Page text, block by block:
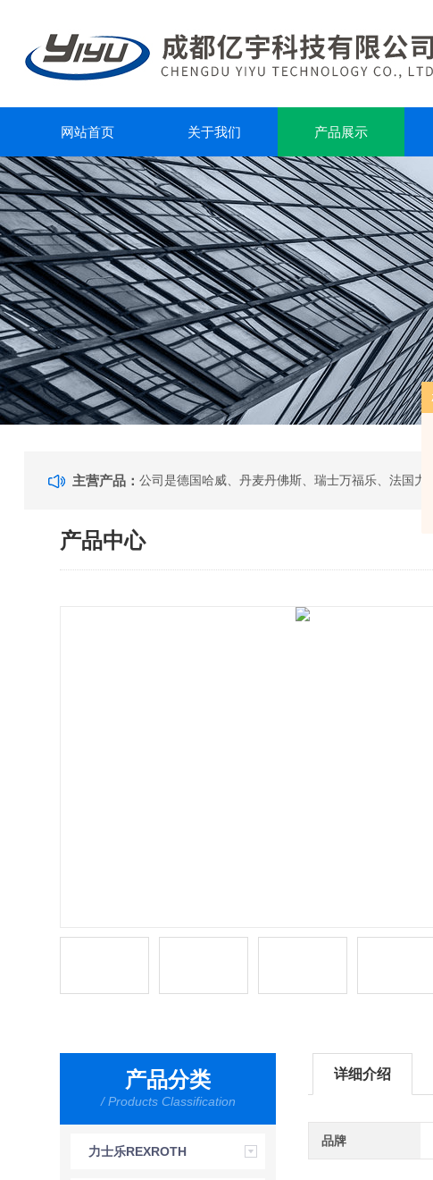
网站首页 关于我们 产品展示
主营产品：
产品中心
产品分类
/ Products Classification
力士乐REXROTH
详细介绍
品牌